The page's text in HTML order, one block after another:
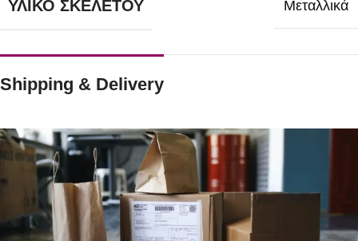
ΥΛΙΚΌ ΣΚΕΛΕΤΟΎ Μεταλλικά
Shipping & Delivery